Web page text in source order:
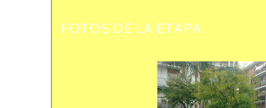
FOTOS DE LA ETAPA.